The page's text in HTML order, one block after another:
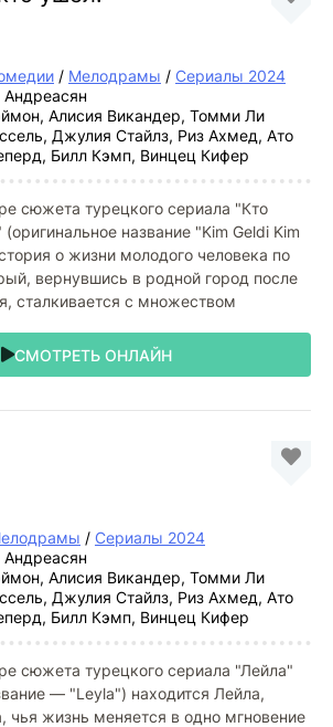
/ Мелодрамы / Сериалы 2024
Алисия Викандер, Томми Ли
Джулия Стайлз, Риз Ахмед, Ато
Билл Кэмп, Винцец Кифер
сюжета турецкого сериала "Кто
название "Kim Geldi Kim
о жизни молодого человека по
вернувшись в родной город после
сталкивается с множеством
СМОТРЕТЬ ОНЛАЙН
/ Сериалы 2024
Алисия Викандер, Томми Ли
Джулия Стайлз, Риз Ахмед, Ато
Билл Кэмп, Винцец Кифер
сюжета турецкого сериала "Лейла"
— "Leyla") находится Лейла,
жизнь меняется в одно мгновение